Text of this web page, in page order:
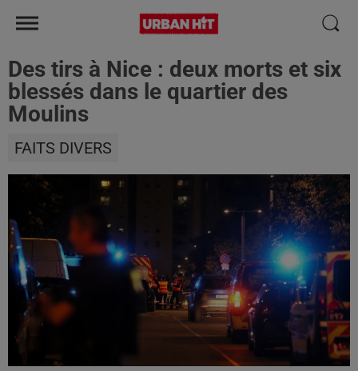
Des tirs à Nice : deux morts et six
blessés dans le quartier des
Moulins
FAITS DIVERS